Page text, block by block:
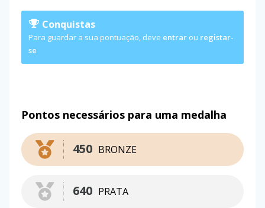
Conquistas
Para guardar a sua pontuação, deve entrar ou registar-
se
Pontos necessários para uma medalha
BRONZE
450
PRATA
640